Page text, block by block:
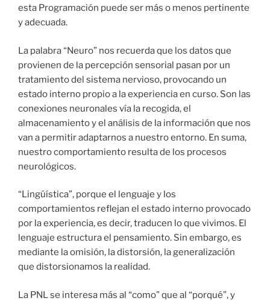
esta Programación puede ser más o menos pertinente
y adecuada.
La palabra “Neuro” nos recuerda que los datos que
provienen de la percepción sensorial pasan por un
tratamiento del sistema nervioso, provocando un
estado interno propio a la experiencia en curso. Son las
conexiones neuronales vía la recogida, el
almacenamiento y el análisis de la información que nos
van a permitir adaptarnos a nuestro entorno. En suma,
nuestro comportamiento resulta de los procesos
neurológicos.
“Lingüística”, porque el lenguaje y los
comportamientos reflejan el estado interno provocado
por la experiencia, es decir, traducen lo que vivimos. El
lenguaje estructura el pensamiento. Sin embargo, es
mediante la omisión, la distorsión, la generalización
que distorsionamos la realidad.
La PNL se interesa más al “como” que al “porqué”, y